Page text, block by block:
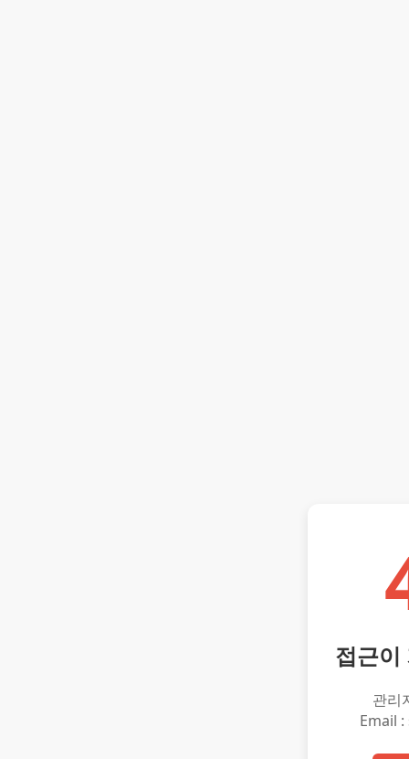
접근이
관리
Email